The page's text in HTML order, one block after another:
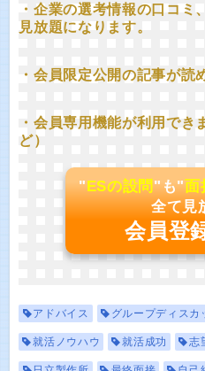
・企業の選考情報の口コ
見放題になります。
・会員限定公開の記事が読
・会員専用機能が利用でき
ど）
"ESの設問"も"面
全て見
会員登
アドバイス グループディスカ
就活ノウハウ 就活成功 志